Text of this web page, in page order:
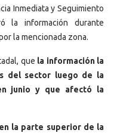
Inmediata y Seguimiento
la información durante
la mencionada zona.
que la información la
del sector luego de la
junio y que afectó la
la parte superior de la